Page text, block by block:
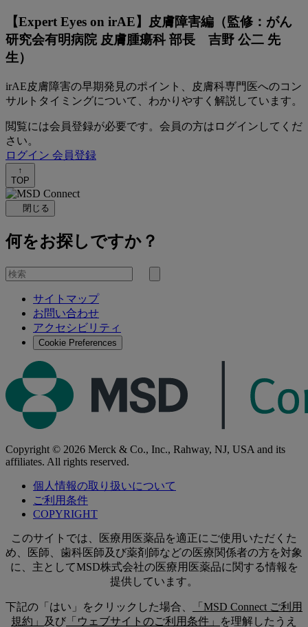
【Expert Eyes on irAE】皮膚障害編（監修：がん
研究会有明病院 皮膚腫瘍科 部長 吉野 公二 先
生）
irAE皮膚障害の早期発見のポイント、皮膚科専門医へのコン
サルトタイミングについて、わかりやすく解説しています。
閲覧には会員登録が必要です。会員の方はログインしてくだ
さい。
ログイン 会員登録
↑
TOP
閉じる
何をお探しですか？
を
検
サイトマップ
お問い合わせ
アクセシビリティ
Cookie Preferences
Copyright © 2026 Merck & Co., Inc., Rahway, NJ, USA and its
affiliates. All rights reserved.
個人情報の取り扱いについて
ご利用条件
COPYRIGHT
このサイトでは、医療用医薬品を適正にご使用いただくた
め、医師、歯科医師及び薬剤師などの医療関係者の方を対象
に、主としてMSD株式会社の医療用医薬品に関する情報を
提供しています。
下記の「はい」をクリックした場合、
「MSD Connect ご利用
規約」
及び 「ウェブサイトのご利用条件」 を理解したうえ